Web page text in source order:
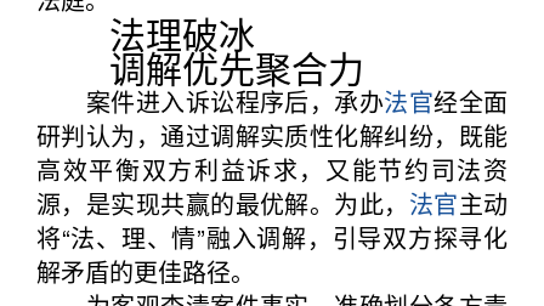
法理破冰
调解优先聚合力
案件进入诉讼程序后，承办法官经全面
研判认为，通过调解实质性化解纠纷，既能
高效平衡双方利益诉求，又能节约司法资
源，是实现共赢的最优解。为此， 法官主动
将“法、理、情”融入调解，引导双方探寻化
解矛盾的更佳路径。